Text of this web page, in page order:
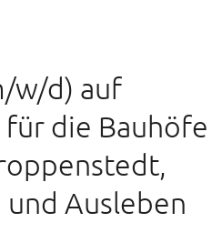
w/d) auf
die Bauhöfe
Ausleben